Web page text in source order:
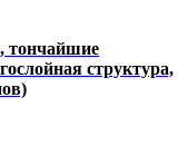
тончайшие
структура,